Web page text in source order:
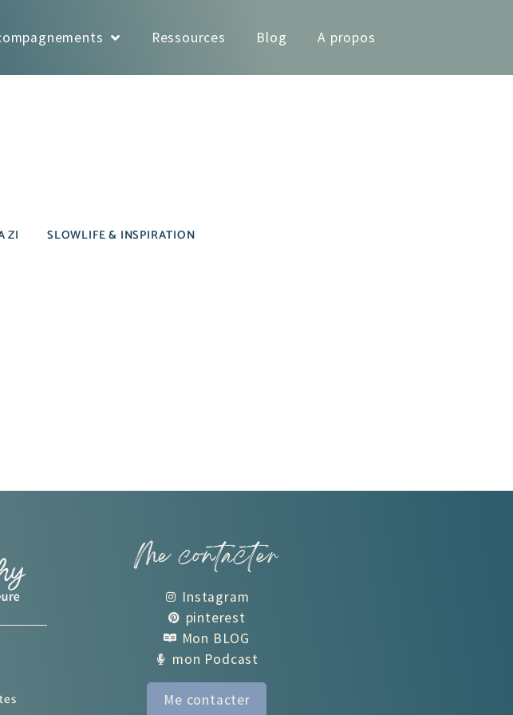
Ressources Blog A propos
ZI SLOWLIFE & INSPIRATION
Me contacter
Instagram
pinterest
Mon BLOG
mon Podcast
Me contacter